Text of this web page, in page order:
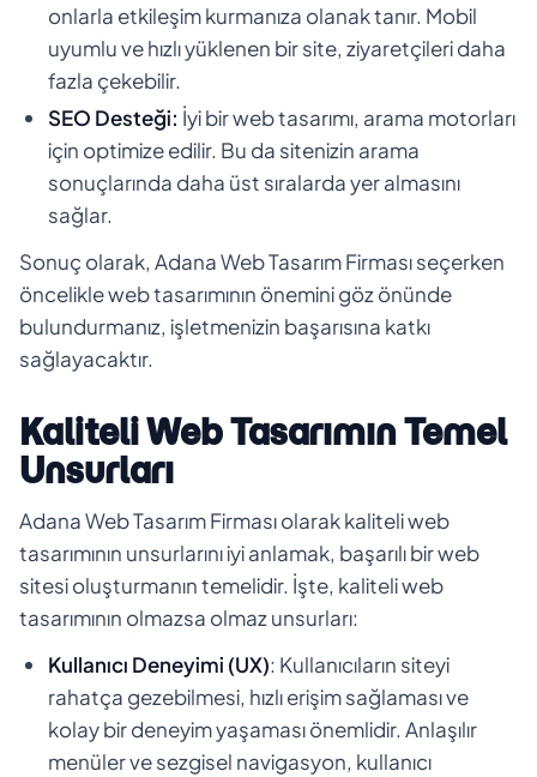
onlarla etkileşim kurmanıza olanak tanır. Mobil
uyumlu ve hızlı yüklenen bir site, ziyaretçileri daha
fazla çekebilir.
SEO Desteği: İyi bir web tasarımı, arama motorları
için optimize edilir. Bu da sitenizin arama
sonuçlarında daha üst sıralarda yer almasını
sağlar.
Sonuç olarak, Adana Web Tasarım Firması seçerken
öncelikle web tasarımının önemini göz önünde
bulundurmanız, işletmenizin başarısına katkı
sağlayacaktır.
Kaliteli Web Tasarımın Temel
Unsurları
Adana Web Tasarım Firması olarak kaliteli web
tasarımının unsurlarını iyi anlamak, başarılı bir web
sitesi oluşturmanın temelidir. İşte, kaliteli web
tasarımının olmazsa olmaz unsurları:
Kullanıcı Deneyimi (UX): Kullanıcıların siteyi
rahatça gezebilmesi, hızlı erişim sağlaması ve
kolay bir deneyim yaşaması önemlidir. Anlaşılır
menüler ve sezgisel navigasyon, kullanıcı